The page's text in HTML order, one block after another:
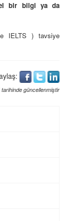
bir bilgi ya da
IELTS ) tavsiye
tarihinde güncellenmiştir